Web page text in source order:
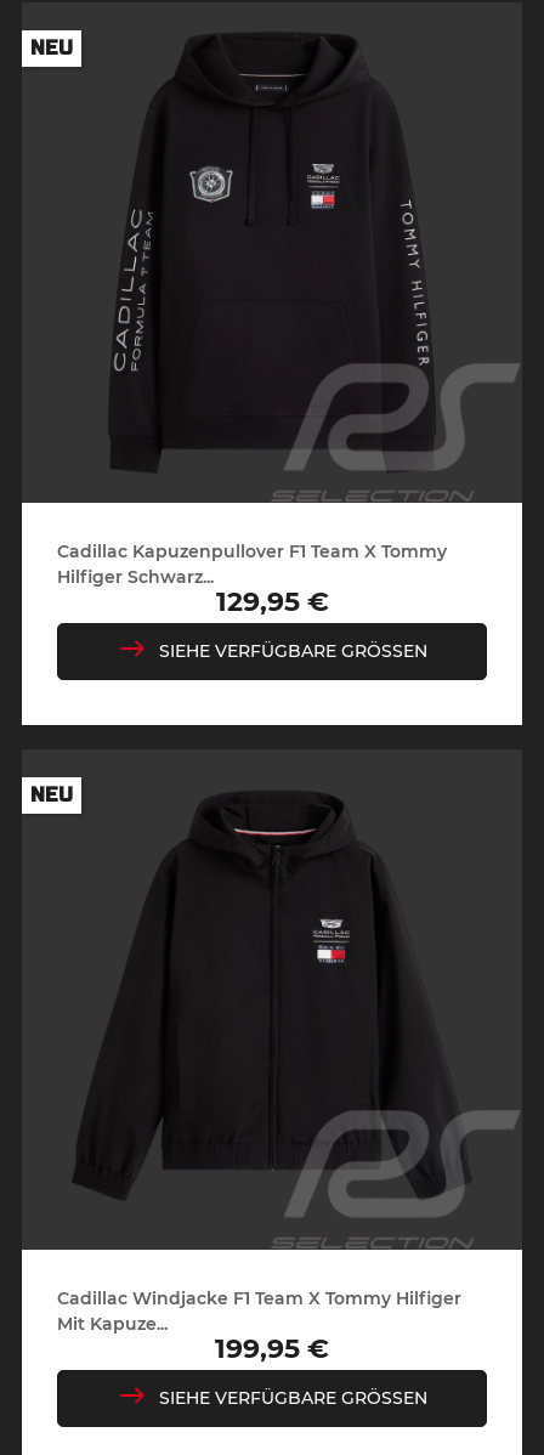
Cadillac Kapuzenpullover F1 Team X Tommy
Hilfiger Schwarz...
Preis
129,95 €
SIEHE VERFÜGBARE GRÖSSEN
NEU
Cadillac Windjacke F1 Team X Tommy Hilfiger
Mit Kapuze...
Preis
199,95 €
SIEHE VERFÜGBARE GRÖSSEN
NEU